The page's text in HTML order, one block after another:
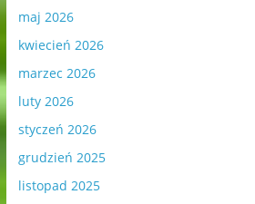
maj 2026
kwiecień 2026
marzec 2026
luty 2026
styczeń 2026
grudzień 2025
listopad 2025